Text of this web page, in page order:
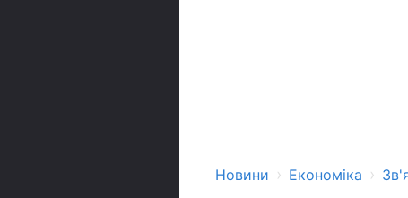
Новини › Економіка ›